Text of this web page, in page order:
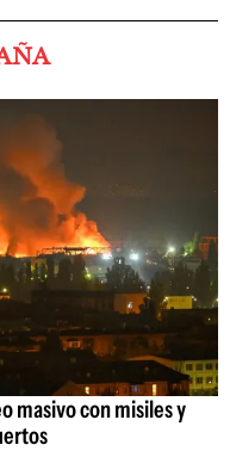
masivo con misiles y